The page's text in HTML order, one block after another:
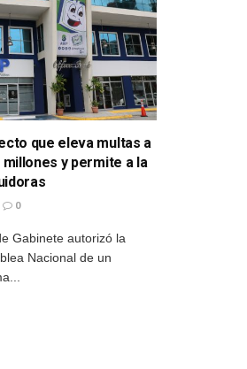
que eleva multas a
y permite a la
0
Gabinete autorizó la
Nacional de un